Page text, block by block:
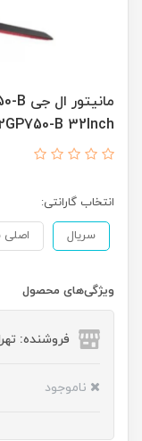
B 32Inch
انتخاب گارانتی:
سریال اصلی
ویژگی‌های محصول
فروشنده:
ناموجود